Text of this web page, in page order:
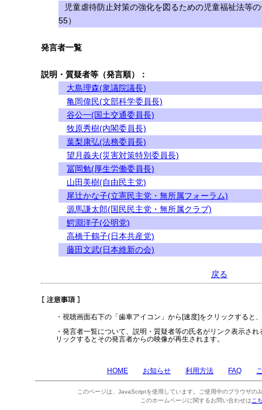
児童虐待防止対策の強化を図るための児童福祉法等
55）
発言者一覧
説明・質疑者等（発言順）：
大島理森(衆議院議長)
亀岡偉民(文部科学委員長)
谷公一(国土交通委員長)
牧原秀樹(内閣委員長)
葉梨康弘(法務委員長)
望月義夫(災害対策特別委員長)
冨岡勉(厚生労働委員長)
山田美樹(自由民主党)
尾辻かな子(立憲民主党・無所属フォーラム)
源馬謙太郎(国民民主党・無所属クラブ)
鰐淵洋子(公明党)
高橋千鶴子(日本共産党)
藤田文武(日本維新の会)
戻る
・視聴画面右下の「歯車アイコン」から[速度]をクリックすると
・発言者一覧について、説明・質疑者等の氏名がリンク表示さ
リックするとその発言者からの映像が再生されます。
HOME お知らせ 利用方法 FAQ
このページは、JavaScriptを使用しています。ご使用中のブラウザの
このホームページに関するお問い合わせは こ